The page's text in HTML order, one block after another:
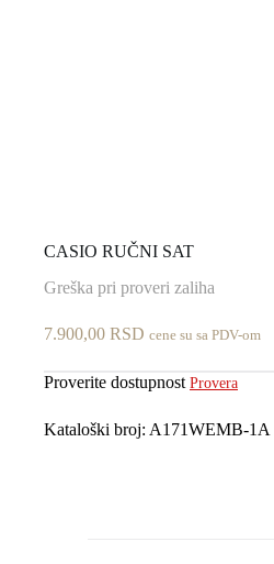
CASIO RUČNI SAT
Greška pri proveri zaliha
7.900,00 RSD cene su sa PDV-om
Proverite dostupnost Provera
Kataloški broj: A171WEMB-1A